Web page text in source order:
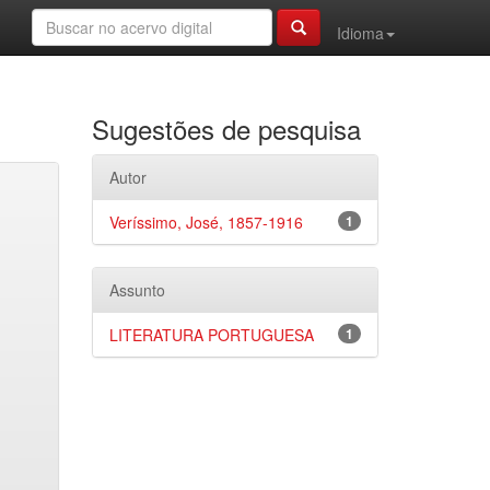
Idioma
Sugestões de pesquisa
Autor
1
Veríssimo, José, 1857-1916
Assunto
1
LITERATURA PORTUGUESA